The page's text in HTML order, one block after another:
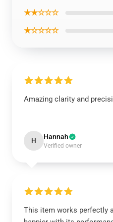
★★☆☆☆
★☆☆☆☆
Amazing clarity and
H Hannah
Verified owner
This item works perfectly